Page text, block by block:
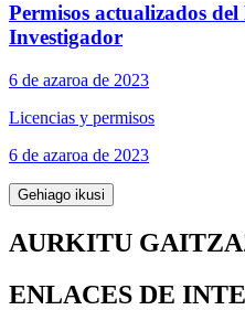
Permisos actualizados del
Investigador
6 de azaroa de 2023
Licencias y permisos
6 de azaroa de 2023
Gehiago ikusi
AURKITU
ENLACES DE